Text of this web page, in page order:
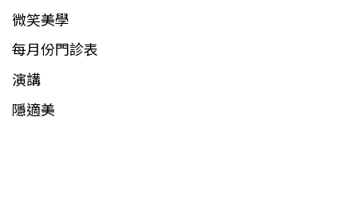
微笑美學
每月份門診表
演講
隱適美